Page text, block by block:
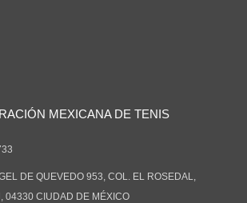
MEXICANA DE TENIS
DE QUEVEDO 953, COL. EL ROSEDAL,
04330 CIUDAD DE MÉXICO